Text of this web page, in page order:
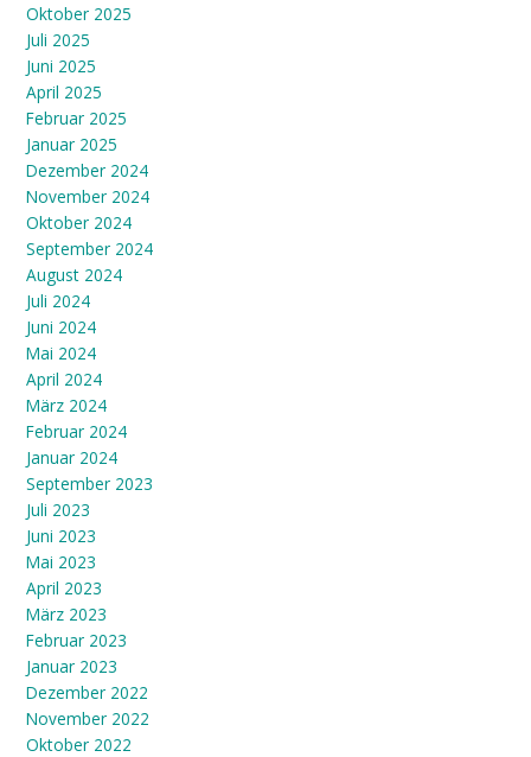
Oktober 2025
Juli 2025
Juni 2025
April 2025
Februar 2025
Januar 2025
Dezember 2024
November 2024
Oktober 2024
September 2024
August 2024
Juli 2024
Juni 2024
Mai 2024
April 2024
März 2024
Februar 2024
Januar 2024
September 2023
Juli 2023
Juni 2023
Mai 2023
April 2023
März 2023
Februar 2023
Januar 2023
Dezember 2022
November 2022
Oktober 2022